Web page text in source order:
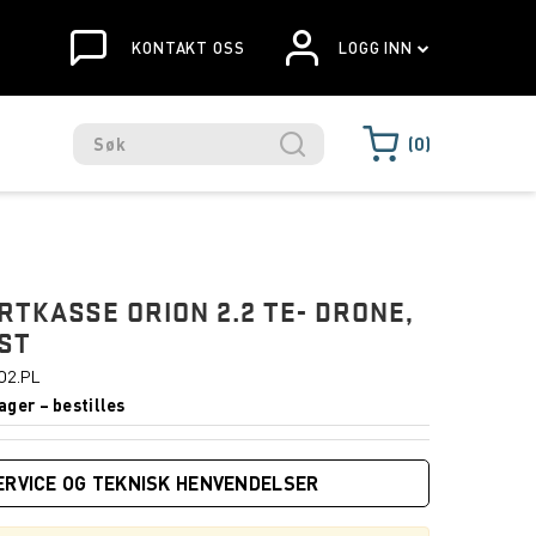
KONTAKT OSS LOGG INN
0
ORION 2.2 TE- DRONE,
– bestilles
OG TEKNISK HENVENDELSER